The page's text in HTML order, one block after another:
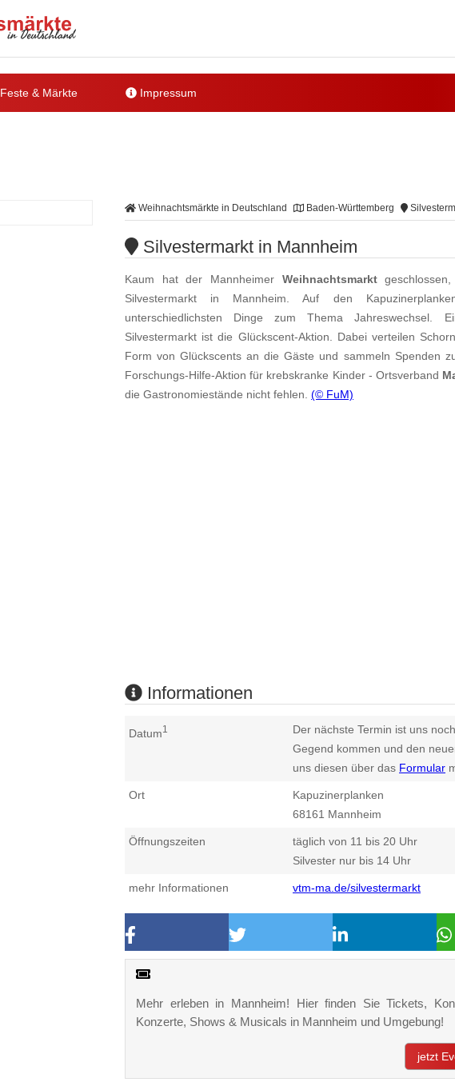
Feste & Märkte Impressum
Weihnachtsmärkte in Deutschland Baden-Württemberg
Silvestermarkt in Mannheim
Kaum hat der Mannheimer Weihnachtsmarkt
Silvestermarkt in Mannheim. Auf den
unterschiedlichsten Dinge zum Thema Jahreswechsel.
Silvestermarkt ist die Glückscent-Aktion. Dabei verteilen
Form von Glückscents an die Gäste und sammeln Spenden
Forschungs-Hilfe-Aktion für krebskranke Kinder - Ortsverband
die Gastronomiestände nicht fehlen. (© FuM)
Informationen
Datum1
Der nächste Termin ist uns
Gegend kommen und den
uns diesen über das Formular
Ort
Kapuzinerplanken
68161 Mannheim
Öffnungszeiten
täglich von 11 bis 20 Uhr
Silvester nur bis 14 Uhr
mehr Informationen vtm-ma.de/silvestermarkt
Mehr erleben in Mannheim! Hier finden Sie Tickets,
Konzerte, Shows & Musicals in Mannheim und Umgebung!
jetzt